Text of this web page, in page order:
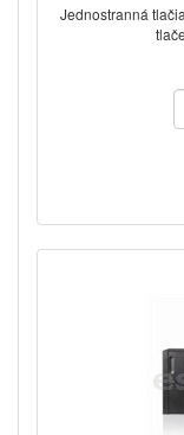
Jednostranná